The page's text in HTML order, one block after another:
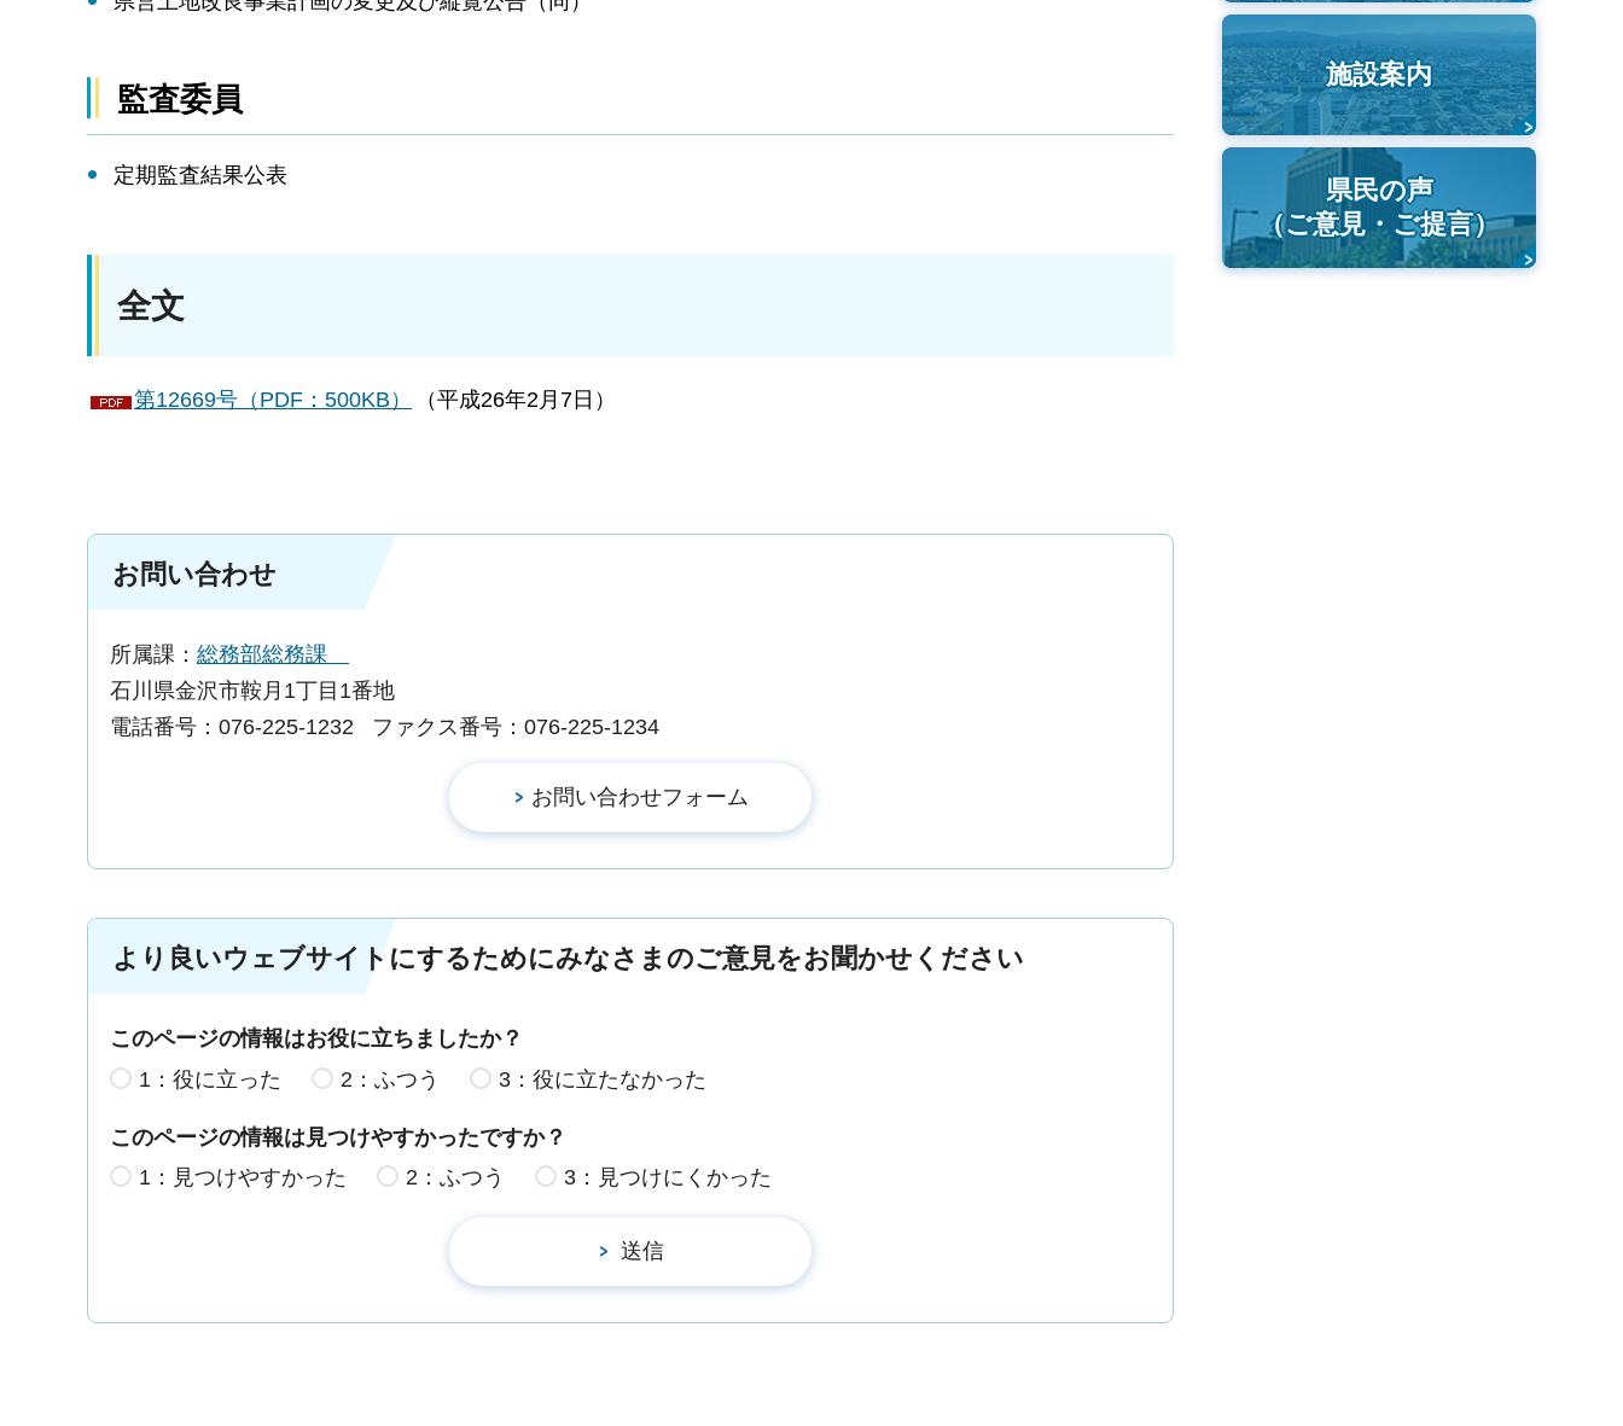
監査委員
定期監査結果公表
全文
第12669号（PDF：500KB） （平成26年2月7日）
お問い合わせ
所属課： 総務部総務課
石川県金沢市鞍月1丁目1番地
電話番号：076-225-1232
ファクス番号：076-225-1234
より良いウェブサイトにするためにみなさまのご意見をお聞かせください
このページの情報はお役に立ちましたか？
1：役に立った
2：ふつう 3：役に立たなかった
このページの情報は見つけやすかったですか？
1：見つけやすかった
2：ふつう 3：見つけにくかった
施設案内
県民の声
（ご意見・ご提言）